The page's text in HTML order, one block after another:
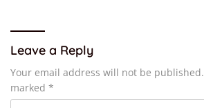
Leave a Reply
Your email address will not be published.
marked *